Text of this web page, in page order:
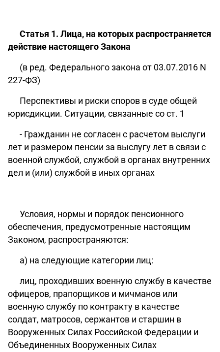
Статья 1. Лица, на которых распространяется
действие настоящего Закона
(в ред. Федерального закона от 03.07.2016 N
227-ФЗ)
Перспективы и риски споров в суде общей
юрисдикции. Ситуации, связанные со ст. 1
- Гражданин не согласен с расчетом выслуги
лет и размером пенсии за выслугу лет в связи с
военной службой, службой в органах внутренних
дел и (или) службой в иных органах
Условия, нормы и порядок пенсионного
обеспечения, предусмотренные настоящим
Законом, распространяются:
а) на следующие категории лиц:
лиц, проходивших военную службу в качестве
офицеров, прапорщиков и мичманов или
военную службу по контракту в качестве
солдат, матросов, сержантов и старшин в
Вооруженных Силах Российской Федерации и
Объединенных Вооруженных Силах